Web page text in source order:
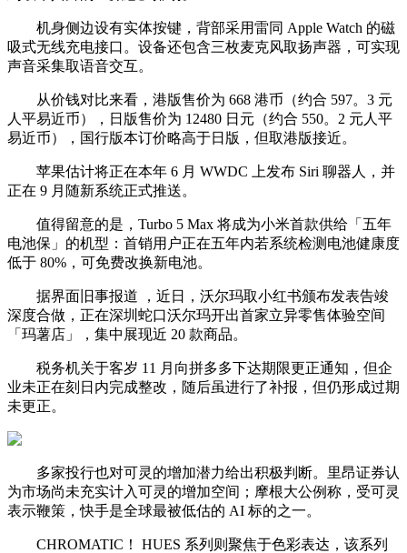
机身侧边设有实体按键，背部采用雷同 Apple Watch 的磁
吸式无线充电接口。设备还包含三枚麦克风取扬声器，可实现
声音采集取语音交互。
从价钱对比来看，港版售价为 668 港币（约合 597。3 元
人平易近币），日版售价为 12480 日元（约合 550。2 元人平
易近币），国行版本订价略高于日版，但取港版接近。
苹果估计将正在本年 6 月 WWDC 上发布 Siri 聊器人，并
正在 9 月随新系统正式推送。
值得留意的是，Turbo 5 Max 将成为小米首款供给「五年
电池保」的机型：首销用户正在五年内若系统检测电池健康度
低于 80%，可免费改换新电池。
据界面旧事报道 ，近日，沃尔玛取小红书颁布发表告竣
深度合做，正在深圳蛇口沃尔玛开出首家立异零售体验空间
「玛薯店」，集中展现近 20 款商品。
税务机关于客岁 11 月向拼多多下达期限更正通知，但企
业未正在刻日内完成整改，随后虽进行了补报，但仍形成过期
未更正。
多家投行也对可灵的增加潜力给出积极判断。里昂证券认
为市场尚未充实计入可灵的增加空间；摩根大公例称，受可灵
表示鞭策，快手是全球最被低估的 AI 标的之一。
CHROMATIC！ HUES 系列则聚焦于色彩表达，该系列